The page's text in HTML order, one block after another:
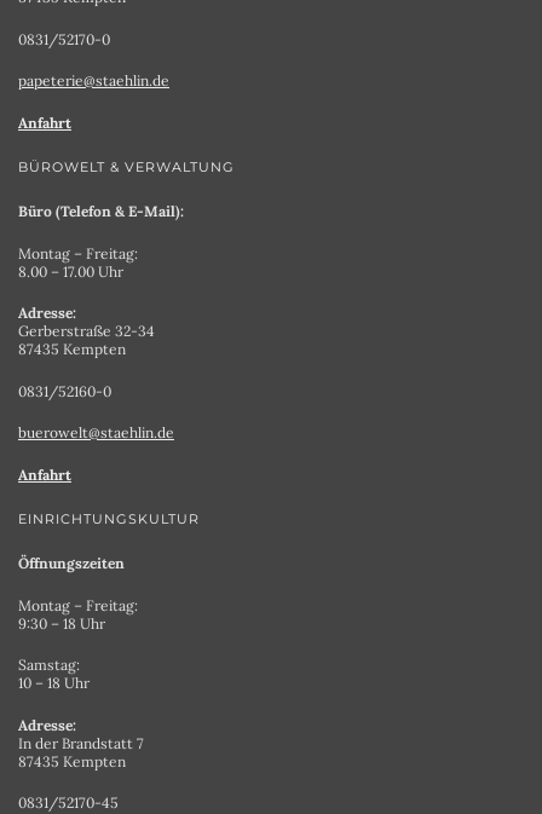
0831/52170-0
papeterie@staehlin.de
Anfahrt
BÜROWELT & VERWALTUNG
Büro (Telefon & E-Mail):
Montag – Freitag:
8.00 – 17.00 Uhr
Adresse:
Gerberstraße 32-34
87435 Kempten
0831/52160-0
buerowelt@staehlin.de
Anfahrt
EINRICHTUNGSKULTUR
Öffnungszeiten
Montag – Freitag:
9:30 – 18 Uhr
Samstag:
10 – 18 Uhr
Adresse:
In der Brandstatt 7
87435 Kempten
0831/52170-45